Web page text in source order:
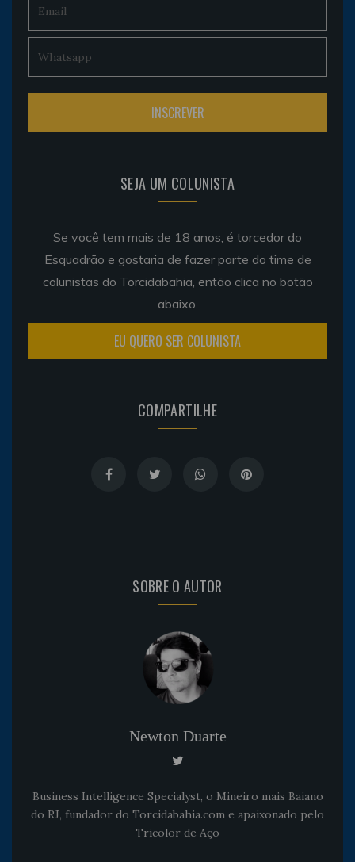
SEJA UM COLUNISTA
Se você tem mais de 18 anos, é torcedor do
Esquadrão e gostaria de fazer parte do time de
colunistas do Torcidabahia, então clica no botão
abaixo.
EU QUERO SER COLUNISTA
COMPARTILHE
SOBRE O AUTOR
Newton Duarte
Business Intelligence Specialyst, o Mineiro mais Baiano
do RJ, fundador do Torcidabahia.com e apaixonado pelo
Tricolor de Aço